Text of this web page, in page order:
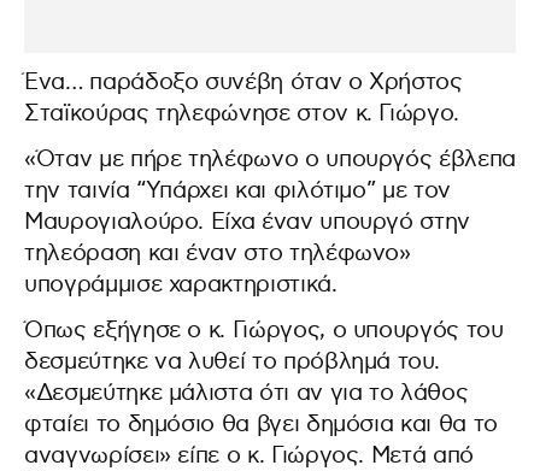
Ένα… παράδοξο συνέβη όταν ο Χρήστος
Σταϊκούρας τηλεφώνησε στον κ. Γιώργο.
«Όταν με πήρε τηλέφωνο ο υπουργός έβλεπα
την ταινία “Υπάρχει και φιλότιμο” με τον
Μαυρογιαλούρο. Είχα έναν υπουργό στην
τηλεόραση και έναν στο τηλέφωνο»
υπογράμμισε χαρακτηριστικά.
Όπως εξήγησε ο κ. Γιώργος, ο υπουργός του
δεσμεύτηκε να λυθεί το πρόβλημά του.
«Δεσμεύτηκε μάλιστα ότι αν για το λάθος
φταίει το δημόσιο θα βγει δημόσια και θα το
αναγνωρίσει» είπε ο κ. Γιώργος. Μετά από